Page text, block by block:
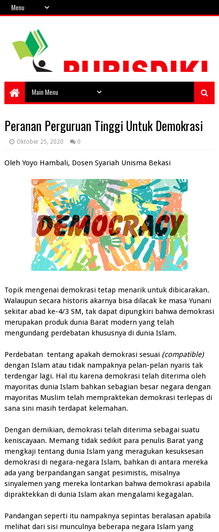
Peranan Perguruan Tinggi Untuk Demokrasi
Oktober 25, 2020 0
Oleh Yoyo Hambali, Dosen Syariah Unisma Bekasi
Topik mengenai demokrasi tetap menarik untuk dibicarakan.
Walaupun secara historis akarnya bisa dilacak ke masa Yunani
sekitar abad ke-4/3 SM, tak dapat dipungkiri bahwa demokrasi
merupakan produk dunia Barat modern yang telah
mengundang perdebatan khususnya di dunia Islam.
Perdebatan tentang apakah demokrasi sesuai(compatible)
dengan Islam atau tidak nampaknya pelan-pelan nyaris tak
terdengar lagi. Hal itu karena demokrasi telah diterima oleh
mayoritas dunia Islam bahkan sebagian besar negara dengan
mayoritas Muslim telah mempraktekan demokrasi terlepas di
sana sini masih terdapat kelemahan.
Dengan demikian, demokrasi telah diterima sebagai suatu
keniscayaan. Memang tidak sedikit para penulis Barat yang
mengkaji tentang dunia Islam yang meragukan kesuksesan
demokrasi di negara-negara Islam, bahkan di antara mereka
ada yang berpandangan sangat pesimistis, misalnya
sinyalemen yang mereka lontarkan bahwa demokrasi apabila
dipraktekkan di dunia Islam akan mengalami kegagalan.
Pandangan seperti itu nampaknya sepintas beralasan apabila
melihat dari sisi munculnya beberapa negara Islam yang